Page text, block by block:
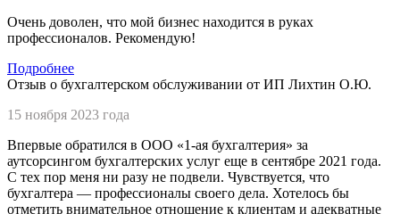
Очень доволен, что мой бизнес находится в руках
профессионалов. Рекомендую!
Подробнее
Отзыв о бухгалтерском обслуживании от ИП Лихтин О.Ю.
15 ноября 2023 года
Впервые обратился в ООО «1-ая бухгалтерия» за
аутсорсингом бухгалтерских услуг еще в сентябре 2021 года.
С тех пор меня ни разу не подвели. Чувствуется, что
бухгалтера — профессионалы своего дела. Хотелось бы
отметить внимательное отношение к клиентам и адекватные